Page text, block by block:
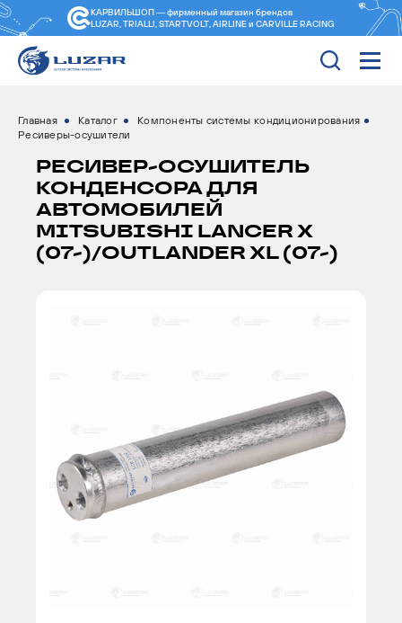
КАРВИЛЬШОП — фирменный магазин брендов
LUZAR, TRIALLI, STARTVOLT, AIRLINE и CARVILLE RACING
Главная Каталог
Компоненты системы кондиционирования
Ресиверы-осушители
РЕСИВЕР-ОСУШИТЕЛЬ
КОНДЕНСОРА ДЛЯ
АВТОМОБИЛЕЙ
MITSUBISHI LANCER X
(07-)/OUTLANDER XL (07-)